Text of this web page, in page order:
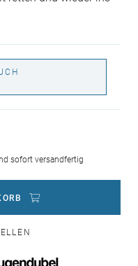
sofort versandfertig